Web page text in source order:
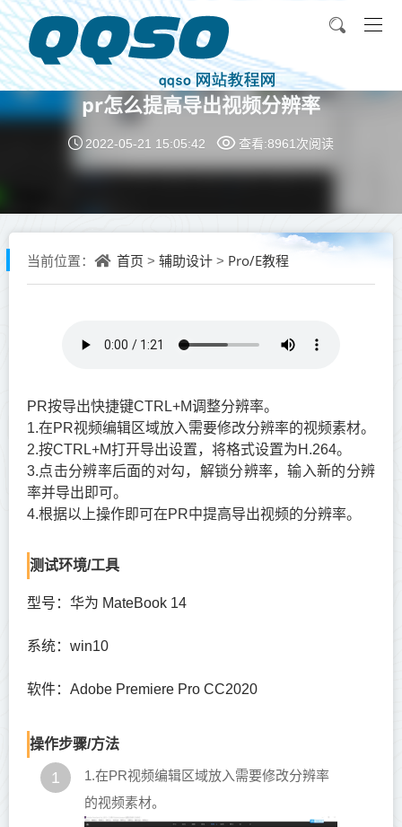
pr怎么提高导出视频分辨率
2022-05-21 15:05:42 查看:8961次阅读
当前位置： 首页 > 辅助设计 > Pro/E教程
PR按导出快捷键CTRL+M调整分辨率。
1.在PR视频编辑区域放入需要修改分辨率的视频素材。
2.按CTRL+M打开导出设置，将格式设置为H.264。
3.点击分辨率后面的对勾，解锁分辨率，输入新的分辨
率并导出即可。
4.根据以上操作即可在PR中提高导出视频的分辨率。
测试环境/工具
型号：华为 MateBook 14
系统：win10
软件：Adobe Premiere Pro CC2020
操作步骤/方法
1
1.在PR视频编辑区域放入需要修改分辨率
的视频素材。